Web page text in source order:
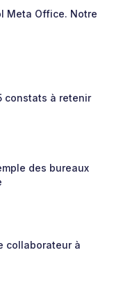
Meta Office. Notre
constats à retenir
des bureaux
collaborateur à